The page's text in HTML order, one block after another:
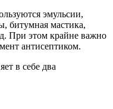
эмульсии,
битумная мастика,
При этом крайне важно
антисептиком.
в себе два